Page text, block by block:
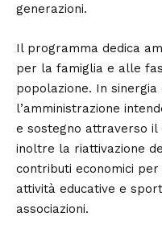
generazioni.
Il programma dedica
per la famiglia e alle
popolazione. In sinergia
l’amministrazione
e sostegno attraverso il
inoltre la riattivazione
contributi economici
attività educative e
associazioni.